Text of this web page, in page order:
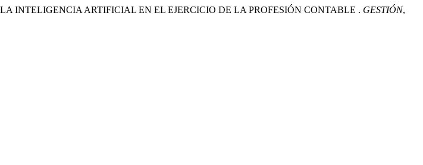
LA INTELIGENCIA ARTIFICIAL EN EL EJERCICIO DE LA PROFESIÓN CONTABLE . GESTIÓN,